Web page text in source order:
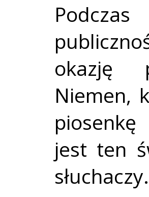
okazję
Niemen,
piosenkę
jest ten
słuchaczy.